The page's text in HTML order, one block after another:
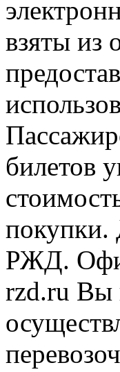
взяты из
билетов
покупки.
РЖД.
rzd.ru Вы